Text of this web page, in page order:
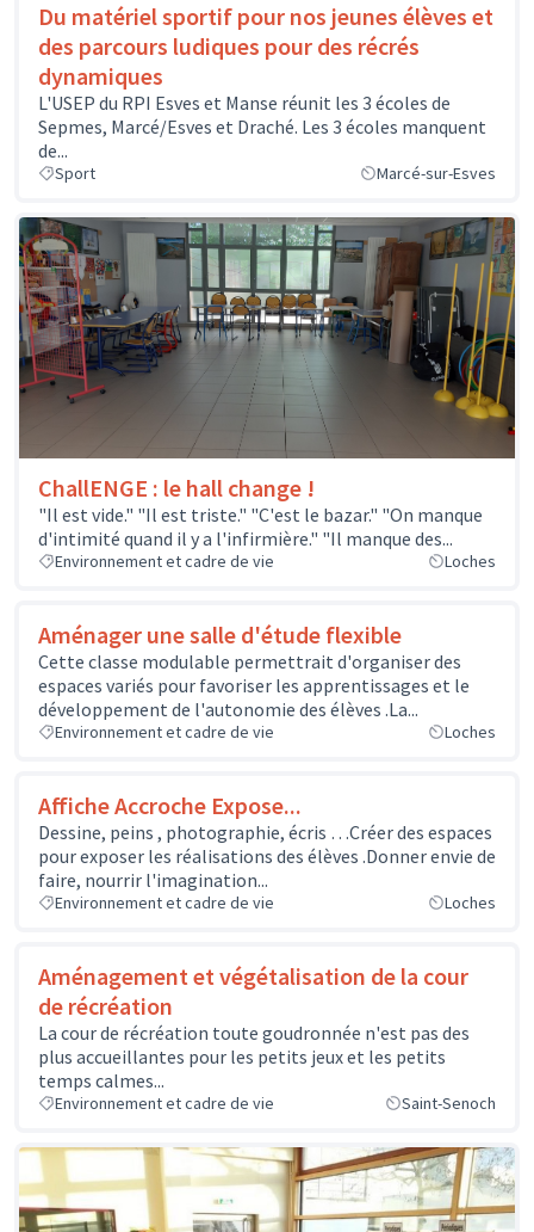
Du matériel sportif pour nos jeunes élèves et
des parcours ludiques pour des récrés
dynamiques
L'USEP du RPI Esves et Manse réunit les 3 écoles de
Sepmes, Marcé/Esves et Draché. Les 3 écoles manquent
de...
Sport Marcé-sur-Esves
ChallENGE : le hall change !
"Il est vide." "Il est triste." "C'est le bazar." "On manque
d'intimité quand il y a l'infirmière." "Il manque des...
Environnement et cadre de vie Loches
Aménager une salle d'étude flexible
Cette classe modulable permettrait d'organiser des
espaces variés pour favoriser les apprentissages et le
développement de l'autonomie des élèves .La...
Environnement et cadre de vie Loches
Affiche Accroche Expose...
Dessine, peins , photographie, écris …Créer des espaces
pour exposer les réalisations des élèves .Donner envie de
faire, nourrir l'imagination...
Environnement et cadre de vie Loches
Aménagement et végétalisation de la cour
de récréation
La cour de récréation toute goudronnée n'est pas des
plus accueillantes pour les petits jeux et les petits
temps calmes...
Environnement et cadre de vie Saint-Senoch